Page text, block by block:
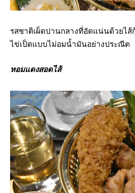
รสชาติเผ็ดปานกลางที่อัดแน่นด้วยไส้
ไข่เป็ดแบบไม่อมน้ำมันอย่างประณีต
หอมแดงสอดไส้